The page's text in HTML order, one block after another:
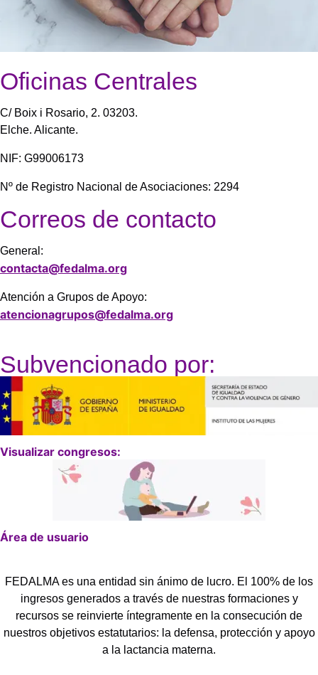
Oficinas Centrales
C/ Boix i Rosario, 2. 03203.
Elche. Alicante.
NIF: G99006173
Nº de Registro Nacional de Asociaciones: 2294
Correos de contacto
General:
contacta@fedalma.org
Atención a Grupos de Apoyo:
atencionagrupos@fedalma.org
Subvencionado por:
Visualizar congresos:
Área de usuario
FEDALMA es una entidad sin ánimo de lucro. El 100% de los
ingresos generados a través de nuestras formaciones y
recursos se reinvierte íntegramente en la consecución de
nuestros objetivos estatutarios: la defensa, protección y apoyo
a la lactancia materna.